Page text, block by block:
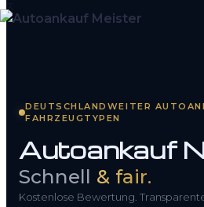
So funktioniert’s
Kontakt
DEUTSCHLANDWEITER
FAHRZEUGTYPEN
Autoankauf
Schnell & fair.
Kostenlose Bewertung.